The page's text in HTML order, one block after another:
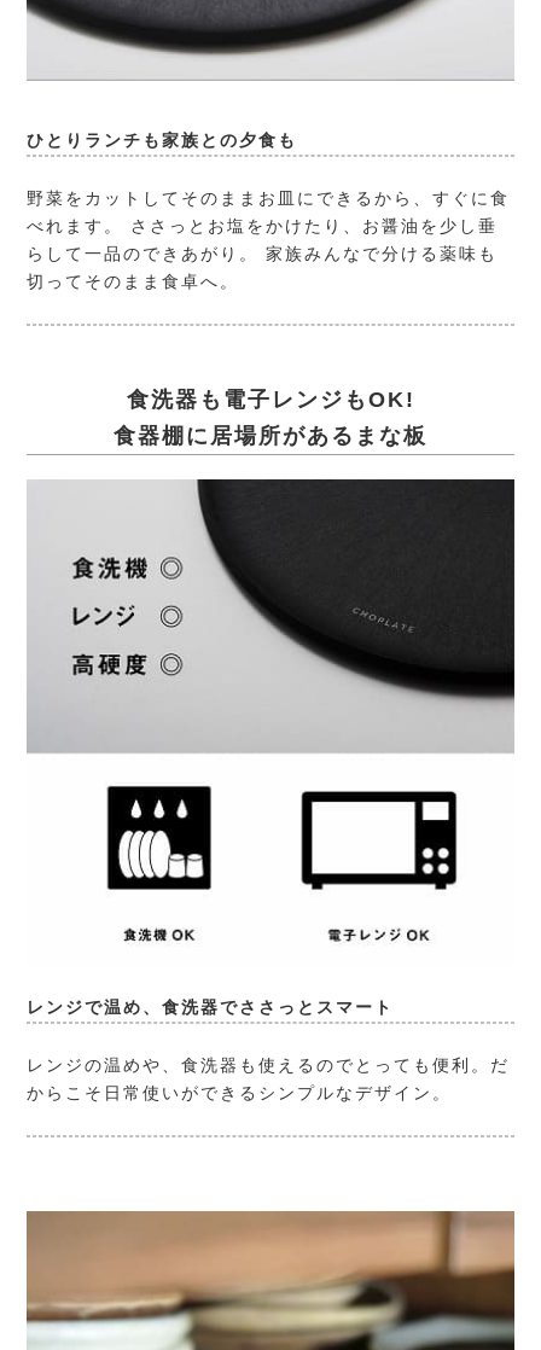
ひとりランチも家族との夕食も
野菜をカットしてそのままお皿にできるから、すぐに食
べれます。 ささっとお塩をかけたり、お醤油を少し垂
らして一品のできあがり。 家族みんなで分ける薬味も
切ってそのまま食卓へ。
食洗器も電子レンジもOK!
食器棚に居場所があるまな板
レンジで温め、食洗器でささっとスマート
レンジの温めや、食洗器も使えるのでとっても便利。だ
からこそ日常使いができるシンプルなデザイン。